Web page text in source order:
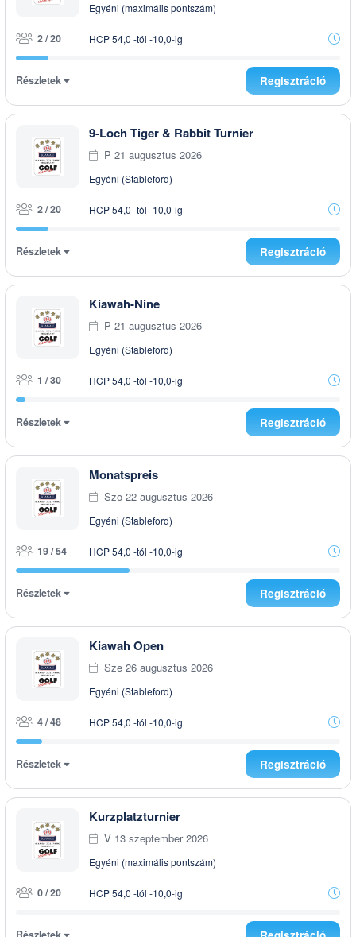
Egyéni (maximális pontszám)
2 / 20 HCP 54,0 -tól -10,0-ig
Részletek Regisztráció
9-Loch Tiger & Rabbit Turnier
P 21 augusztus 2026
Egyéni (Stableford)
2 / 20 HCP 54,0 -tól -10,0-ig
Részletek Regisztráció
Kiawah-Nine
P 21 augusztus 2026
Egyéni (Stableford)
1 / 30 HCP 54,0 -tól -10,0-ig
Részletek Regisztráció
Monatspreis
Szo 22 augusztus 2026
Egyéni (Stableford)
19 / 54 HCP 54,0 -tól -10,0-ig
Részletek Regisztráció
Kiawah Open
Sze 26 augusztus 2026
Egyéni (Stableford)
4 / 48 HCP 54,0 -tól -10,0-ig
Részletek Regisztráció
Kurzplatzturnier
V 13 szeptember 2026
Egyéni (maximális pontszám)
0 / 20 HCP 54,0 -tól -10,0-ig